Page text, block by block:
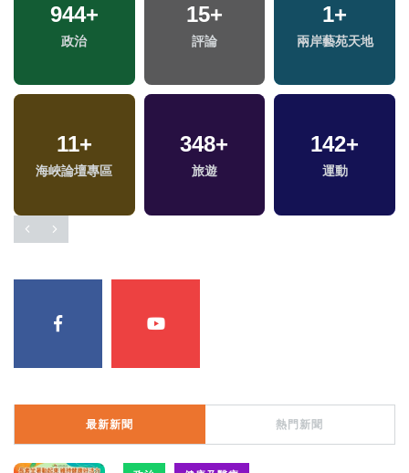
944+
政治
15+
評論
1+
兩岸藝苑天地
11+
海峽論壇專區
348+
旅遊
142+
運動
最新新聞 熱門新聞